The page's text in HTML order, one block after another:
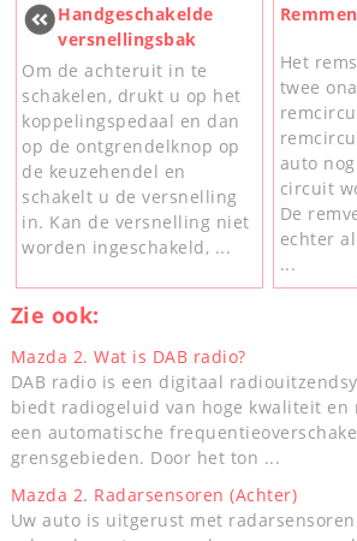
Handgeschakelde
versnellingsbak
Om de achteruit in te
schakelen, drukt u op het
koppelingspedaal en dan
op de ontgrendelknop op
de keuzehendel en
schakelt u de versnelling
in. Kan de versnelling niet
worden ingeschakeld, ...
Remmen
Het
twee
auto
circuit
De
echter
...
Zie ook:
Mazda 2. Wat is DAB radio?
DAB radio is een digitaal
biedt radiogeluid van hoge kwaliteit en
een automatische
grensgebieden. Door het ton ...
Mazda 2. Radarsensoren (Achter)
Uw auto is uitgerust met